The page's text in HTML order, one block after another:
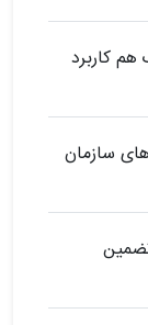
کاربرد
سازمان